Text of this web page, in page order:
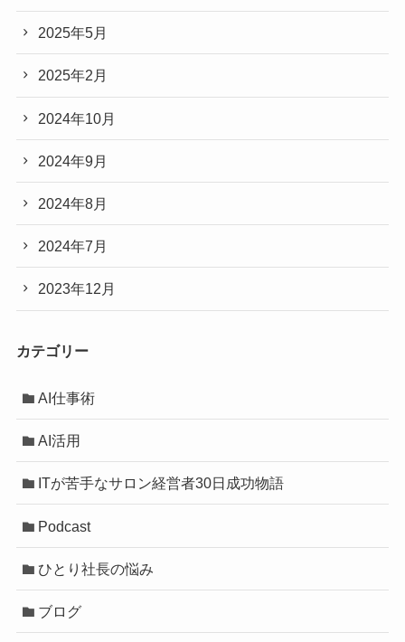
2025年5月
2025年2月
2024年10月
2024年9月
2024年8月
2024年7月
2023年12月
カテゴリー
AI仕事術
AI活用
ITが苦手なサロン経営者30日成功物語
Podcast
ひとり社長の悩み
ブログ